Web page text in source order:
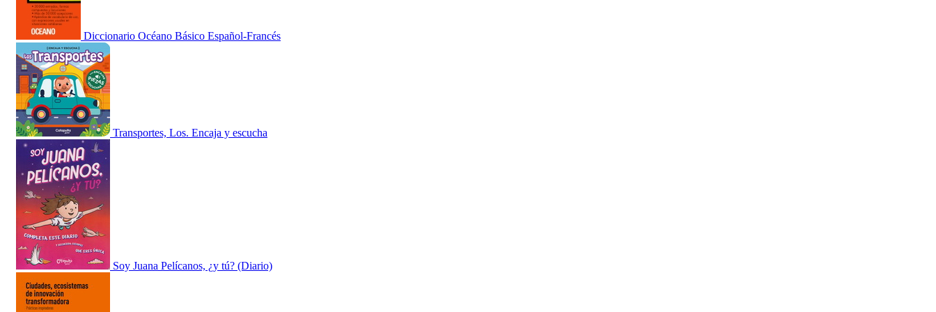
Diccionario Océano Básico Español-Francés
Transportes, Los. Encaja y escucha
Soy Juana Pelícanos, ¿y tú? (Diario)